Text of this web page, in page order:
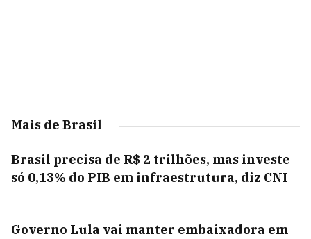
Mais de Brasil
Brasil precisa de R$ 2 trilhões, mas investe
só 0,13% do PIB em infraestrutura, diz CNI
Governo Lula vai manter embaixadora em